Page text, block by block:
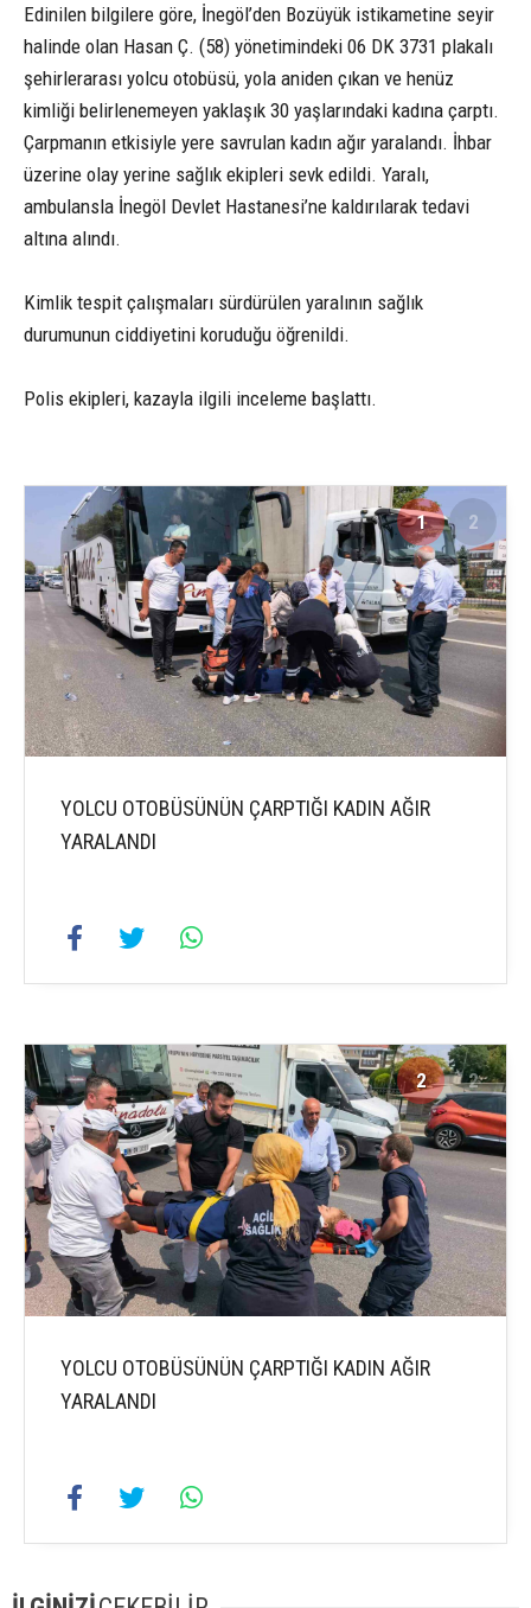
Edinilen bilgilere göre, İnegöl’den Bozüyük istikametine seyir
halinde olan Hasan Ç. (58) yönetimindeki 06 DK 3731 plakalı
şehirlerarası yolcu otobüsü, yola aniden çıkan ve henüz
kimliği belirlenemeyen yaklaşık 30 yaşlarındaki kadına çarptı.
Çarpmanın etkisiyle yere savrulan kadın ağır yaralandı. İhbar
üzerine olay yerine sağlık ekipleri sevk edildi. Yaralı,
ambulansla İnegöl Devlet Hastanesi’ne kaldırılarak tedavi
altına alındı.
Kimlik tespit çalışmaları sürdürülen yaralının sağlık
durumunun ciddiyetini koruduğu öğrenildi.
Polis ekipleri, kazayla ilgili inceleme başlattı.
1 2
YOLCU OTOBÜSÜNÜN ÇARPTIĞI KADIN AĞIR
YARALANDI
2 2
YOLCU OTOBÜSÜNÜN ÇARPTIĞI KADIN AĞIR
YARALANDI